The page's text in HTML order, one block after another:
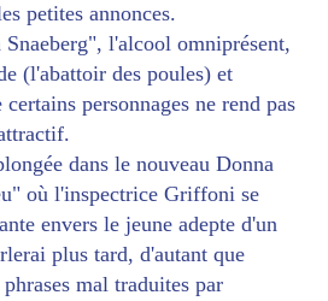
petites annonces.
l'alcool omniprésent,
(l'abattoir des poules) et
personnages ne rend pas
dans le nouveau Donna
où l'inspectrice Griffoni se
envers le jeune adepte d'un
plus tard, d'autant que
mal traduites par